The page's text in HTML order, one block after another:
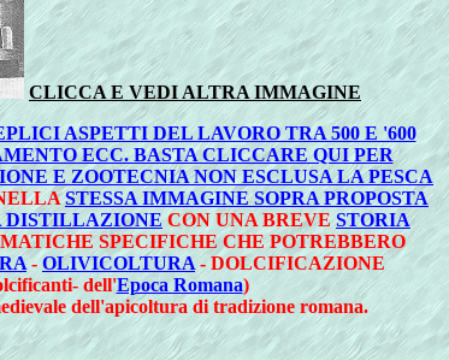
CLICCA E VEDI ALTRA IMMAGINE
ASPETTI DEL LAVORO TRA 500 E '600
ECC. BASTA CLICCARE QUI PER
E ZOOTECNIA NON ESCLUSA LA PESCA
STESSA IMMAGINE SOPRA PROPOSTA
DISTILLAZIONE CON UNA BREVESTORIA
SPECIFICHE CHE POTREBBERO
-OLIVICOLTURA - DOLCIFICAZIONE
dell'Epoca Romana)
dell'apicoltura di tradizione romana.